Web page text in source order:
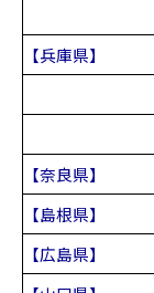
【兵庫県】
【奈良県】
【島根県】
【広島県】